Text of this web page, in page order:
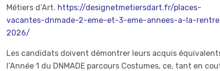
Métiers d’Art. https://designetmetiersdart.fr/places-
vacantes-dnmade-2-eme-et-3-eme-annees-a-la-
2026/
Les candidats doivent démontrer leurs acquis
l’Année 1 du DNMADE parcours Costumes, ce, tant en